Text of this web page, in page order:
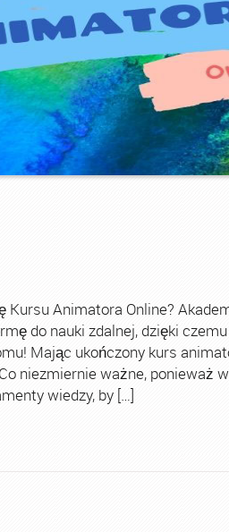
Kursu Animatora Online?
do nauki zdalnej, dzięki
Mając ukończony kurs
niezmiernie ważne, ponieważ
wiedzy, by […]